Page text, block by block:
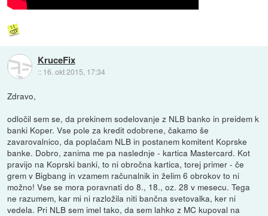
KruceFix
:: 16. okt 2015, 17:34
Zdravo,
odločil sem se, da prekinem sodelovanje z NLB banko in preidem k
banki Koper. Vse pole za kredit odobrene, čakamo še
zavarovalnico, da poplačam NLB in postanem komitent Koprske
banke. Dobro, zanima me pa naslednje - kartica Mastercard. Kot
pravijo na Koprski banki, to ni obročna kartica, torej primer - če
grem v Bigbang in vzamem računalnik in želim 6 obrokov to ni
možno! Vse se mora poravnati do 8., 18., oz. 28 v mesecu. Tega
ne razumem, kar mi ni razložila niti bančna svetovalka, ker ni
vedela. Pri NLB sem imel tako, da sem lahko z MC kupoval na